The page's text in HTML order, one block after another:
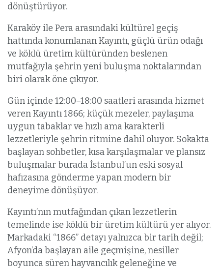
dönüştürüyor.
Karaköy ile Pera arasındaki kültürel geçiş
hattında konumlanan Kayıntı, güçlü ürün odağı
ve köklü üretim kültüründen beslenen
mutfağıyla şehrin yeni buluşma noktalarından
biri olarak öne çıkıyor.
Gün içinde 12:00–18:00 saatleri arasında hizmet
veren Kayıntı 1866; küçük mezeler, paylaşıma
uygun tabaklar ve hızlı ama karakterli
lezzetleriyle şehrin ritmine dahil oluyor. Sokakta
başlayan sohbetler, kısa karşılaşmalar ve plansız
buluşmalar burada İstanbul’un eski sosyal
hafızasına gönderme yapan modern bir
deneyime dönüşüyor.
Kayıntı’nın mutfağından çıkan lezzetlerin
temelinde ise köklü bir üretim kültürü yer alıyor.
Markadaki “1866” detayı yalnızca bir tarih değil;
Afyon’da başlayan aile geçmişine, nesiller
boyunca süren hayvancılık geleneğine ve